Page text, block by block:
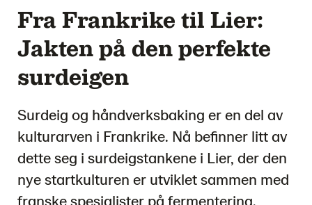
Fra Frankrike til Lier:
Jakten på den perfekte
surdeigen
Surdeig og håndverksbaking er en del av
kulturarven i Frankrike. Nå befinner litt av
dette seg i surdeigstankene i Lier, der den
nye startkulturen er utviklet sammen med
franske spesialister på fermentering.